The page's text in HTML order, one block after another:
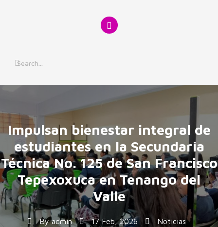
Impulsan bienestar integral de
estudiantes en la Secundaria
Técnica No. 125 de San Francisco
Tepexoxuca en Tenango del
Valle
Byadmin 17 Feb, 2026 Noticias